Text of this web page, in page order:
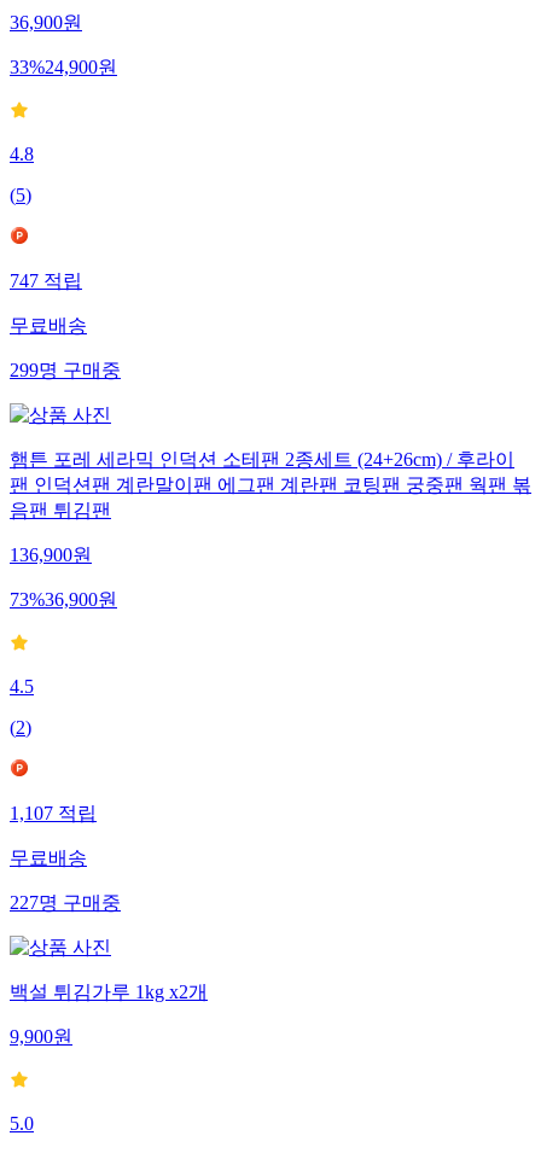
36,900원
33%24,900원
4.8
(5)
747적립
무료배송
299명구매중
햄튼 포레 세라믹 인덕션 소테팬 2종세트 (24+26cm) / 후라이
팬 인덕션팬 계란말이팬 에그팬 계란팬 코팅팬 궁중팬 웍팬 볶
음팬 튀김팬
136,900원
73%36,900원
4.5
(2)
1,107적립
무료배송
227명구매중
백설 튀김가루 1kg x2개
9,900원
5.0